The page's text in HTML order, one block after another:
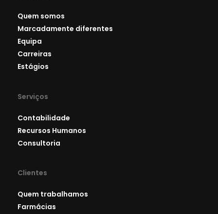
Quem somos
Marcadamente diferentes
Equipa
Carreiras
Estágios
Serviços
Contabilidade
Recursos Humanos
Consultoria
Clientes
Quem trabalhamos
Farmácias